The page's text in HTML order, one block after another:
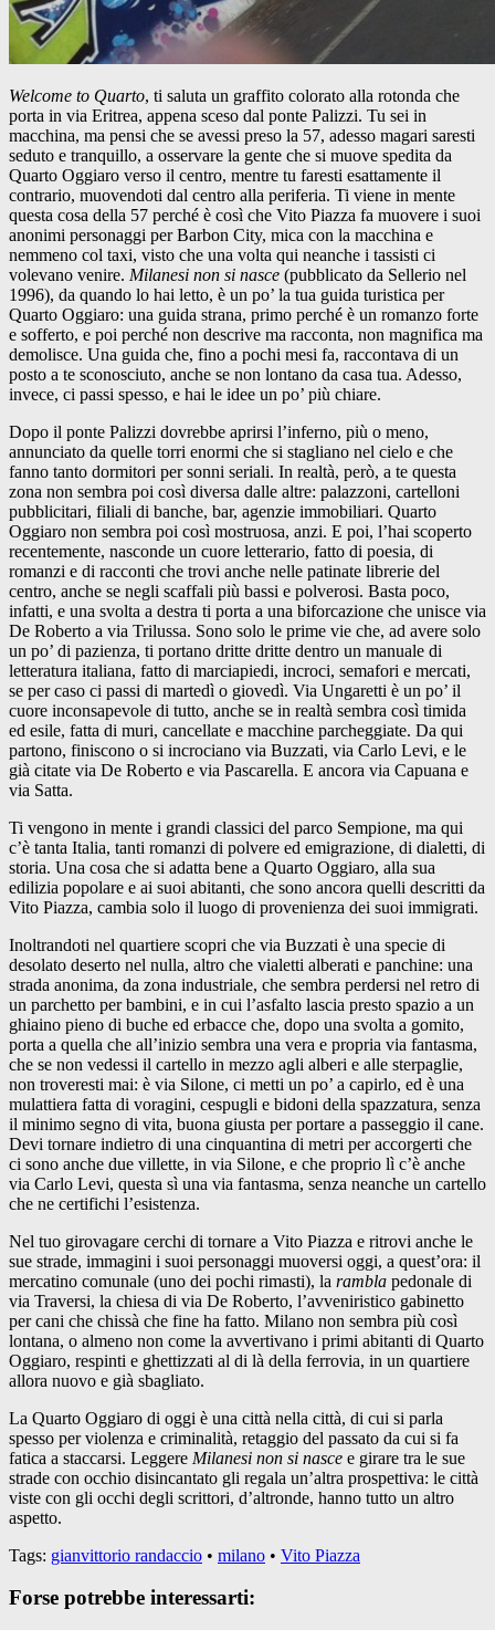
Welcome to Quarto, ti saluta un graffito colorato alla rotonda che
porta in via Eritrea, appena sceso dal ponte Palizzi. Tu sei in
macchina, ma pensi che se avessi preso la 57, adesso magari saresti
seduto e tranquillo, a osservare la gente che si muove spedita da
Quarto Oggiaro verso il centro, mentre tu faresti esattamente il
contrario, muovendoti dal centro alla periferia. Ti viene in mente
questa cosa della 57 perché è così che Vito Piazza fa muovere i suoi
anonimi personaggi per Barbon City, mica con la macchina e
nemmeno col taxi, visto che una volta qui neanche i tassisti ci
volevano venire. Milanesi non si nasce (pubblicato da Sellerio nel
1996), da quando lo hai letto, è un po’ la tua guida turistica per
Quarto Oggiaro: una guida strana, primo perché è un romanzo forte
e sofferto, e poi perché non descrive ma racconta, non magnifica ma
demolisce. Una guida che, fino a pochi mesi fa, raccontava di un
posto a te sconosciuto, anche se non lontano da casa tua. Adesso,
invece, ci passi spesso, e hai le idee un po’ più chiare.
Dopo il ponte Palizzi dovrebbe aprirsi l’inferno, più o meno,
annunciato da quelle torri enormi che si stagliano nel cielo e che
fanno tanto dormitori per sonni seriali. In realtà, però, a te questa
zona non sembra poi così diversa dalle altre: palazzoni, cartelloni
pubblicitari, filiali di banche, bar, agenzie immobiliari. Quarto
Oggiaro non sembra poi così mostruosa, anzi. E poi, l’hai scoperto
recentemente, nasconde un cuore letterario, fatto di poesia, di
romanzi e di racconti che trovi anche nelle patinate librerie del
centro, anche se negli scaffali più bassi e polverosi. Basta poco,
infatti, e una svolta a destra ti porta a una biforcazione che unisce via
De Roberto a via Trilussa. Sono solo le prime vie che, ad avere solo
un po’ di pazienza, ti portano dritte dritte dentro un manuale di
letteratura italiana, fatto di marciapiedi, incroci, semafori e mercati,
se per caso ci passi di martedì o giovedì. Via Ungaretti è un po’ il
cuore inconsapevole di tutto, anche se in realtà sembra così timida
ed esile, fatta di muri, cancellate e macchine parcheggiate. Da qui
partono, finiscono o si incrociano via Buzzati, via Carlo Levi, e le
già citate via De Roberto e via Pascarella. E ancora via Capuana e
via Satta.
Ti vengono in mente i grandi classici del parco Sempione, ma qui
c’è tanta Italia, tanti romanzi di polvere ed emigrazione, di dialetti, di
storia. Una cosa che si adatta bene a Quarto Oggiaro, alla sua
edilizia popolare e ai suoi abitanti, che sono ancora quelli descritti da
Vito Piazza, cambia solo il luogo di provenienza dei suoi immigrati.
Inoltrandoti nel quartiere scopri che via Buzzati è una specie di
desolato deserto nel nulla, altro che vialetti alberati e panchine: una
strada anonima, da zona industriale, che sembra perdersi nel retro di
un parchetto per bambini, e in cui l’asfalto lascia presto spazio a un
ghiaino pieno di buche ed erbacce che, dopo una svolta a gomito,
porta a quella che all’inizio sembra una vera e propria via fantasma,
che se non vedessi il cartello in mezzo agli alberi e alle sterpaglie,
non troveresti mai: è via Silone, ci metti un po’ a capirlo, ed è una
mulattiera fatta di voragini, cespugli e bidoni della spazzatura, senza
il minimo segno di vita, buona giusta per portare a passeggio il cane.
Devi tornare indietro di una cinquantina di metri per accorgerti che
ci sono anche due villette, in via Silone, e che proprio lì c’è anche
via Carlo Levi, questa sì una via fantasma, senza neanche un cartello
che ne certifichi l’esistenza.
Nel tuo girovagare cerchi di tornare a Vito Piazza e ritrovi anche le
sue strade, immagini i suoi personaggi muoversi oggi, a quest’ora: il
mercatino comunale (uno dei pochi rimasti), la rambla pedonale di
via Traversi, la chiesa di via De Roberto, l’avveniristico gabinetto
per cani che chissà che fine ha fatto. Milano non sembra più così
lontana, o almeno non come la avvertivano i primi abitanti di Quarto
Oggiaro, respinti e ghettizzati al di là della ferrovia, in un quartiere
allora nuovo e già sbagliato.
La Quarto Oggiaro di oggi è una città nella città, di cui si parla
spesso per violenza e criminalità, retaggio del passato da cui si fa
fatica a staccarsi. Leggere Milanesi non si nasce e girare tra le sue
strade con occhio disincantato gli regala un’altra prospettiva: le città
viste con gli occhi degli scrittori, d’altronde, hanno tutto un altro
aspetto.
Tags: gianvittorio randaccio • milano • Vito Piazza
Forse potrebbe interessarti: